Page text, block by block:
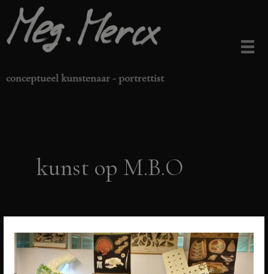
naar
de
conceptueel kunstenaar - portrettist
kunst op M.B.O